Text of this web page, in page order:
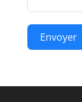
Envoyer